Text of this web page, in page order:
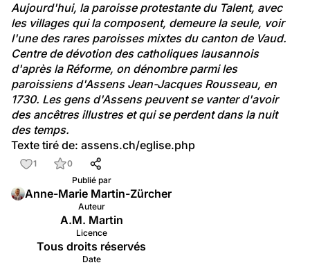
Aujourd'hui, la paroisse protestante du Talent, avec
les villages qui la composent, demeure la seule, voir
l'une des rares paroisses mixtes du canton de Vaud.
Centre de dévotion des catholiques lausannois
d'après la Réforme, on dénombre parmi les
paroissiens d'Assens Jean-Jacques Rousseau, en
1730. Les gens d'Assens peuvent se vanter d'avoir
des ancêtres illustres et qui se perdent dans la nuit
des temps.
Texte tiré de: assens.ch/eglise.php
1
0
Publié par
Anne-Marie Martin-Zürcher
Auteur
A.M. Martin
Licence
Tous droits réservés
Date